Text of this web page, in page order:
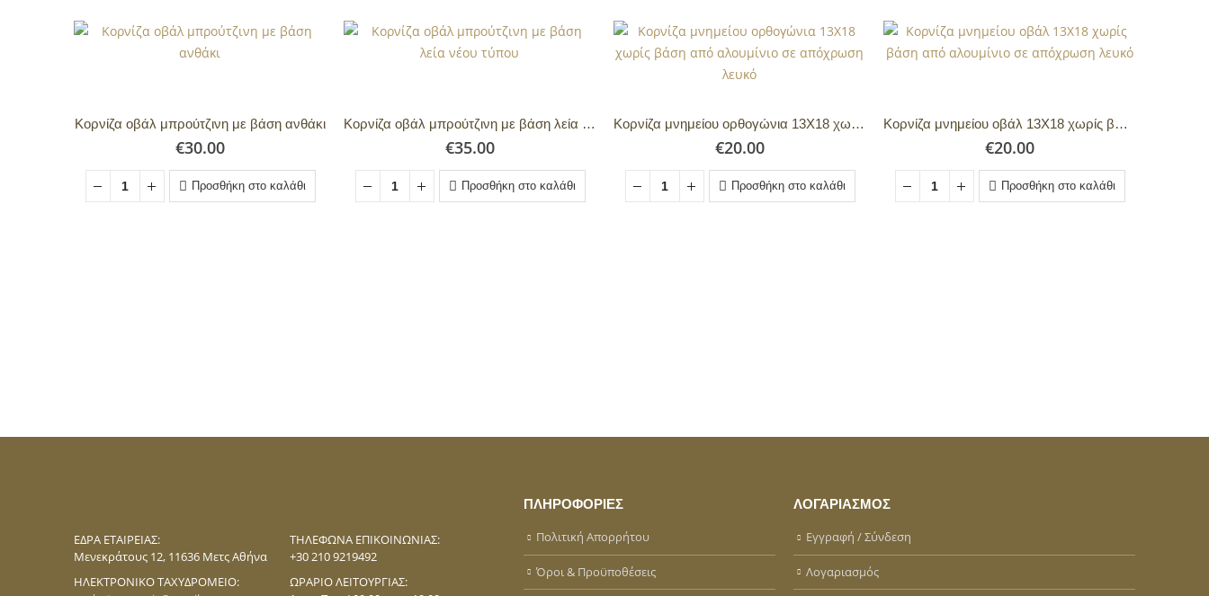
Κορνίζα οβάλ μπρούτζινη με βάση ανθάκι
€30.00
Προσθήκη στο καλάθι
Κορνίζα οβάλ μπρούτζινη με βάση λεία νέου τύπου
€35.00
Προσθήκη στο καλάθι
Κορνίζα μνημείου ορθογώνια 13Χ18 χωρίς βάση από αλουμίνιο σε απόχρωση λευκό
€20.00
Προσθήκη στο καλάθι
Κορνίζα μνημείου οβάλ 13Χ18 χωρίς βάση από αλουμίνιο σε απόχρωση λευκό
€20.00
Προσθήκη στο καλάθι
ΕΔΡΑ ΕΤΑΙΡΕΊΑΣ:
Mενεκράτους 12, 11636 Mετς Αθήνα
ΤΗΛΈΦΩΝΑ ΕΠΙΚΟΙΝΩΝΊΑΣ:
+30 210 9219492
ΗΛΕΚΤΡΟΝΙΚΌ ΤΑΧΥΔΡΟΜΕΊΟ:
ΩΡΆΡΙΟ ΛΕΙΤΟΥΡΓΊΑΣ:
ΠΛΗΡΟΦΟΡΙΕΣ
Πολιτική Απορρήτου
Όροι & Προϋποθέσεις
ΛΟΓΑΡΙΑΣΜΌΣ
Εγγραφή / Σύνδεση
Λογαριασμός